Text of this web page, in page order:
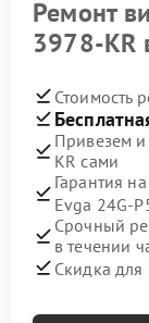
Ремонт
3978-KR
Стоимость
Привезем и
KR сами
Гарантия
Evga 24G-
Срочный
в течении
Скидка для